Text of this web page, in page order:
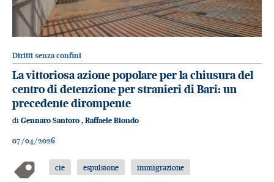
Diritti senza confini
La vittoriosa azione popolare per la chiusura del
centro di detenzione per stranieri di Bari: un
precedente dirompente
di Gennaro Santoro , Raffaele Biondo
07/04/2026
cie espulsione immigrazione